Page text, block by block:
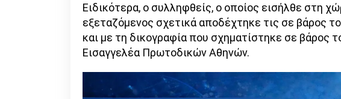
Ειδικότερα, ο συλληφθείς, ο οποίος εισήλθε στη
εξεταζόμενος σχετικά αποδέχτηκε τις σε βάρος
και με τη δικογραφία που σχηματίστηκε σε βάρος
Εισαγγελέα Πρωτοδικών Αθηνών.